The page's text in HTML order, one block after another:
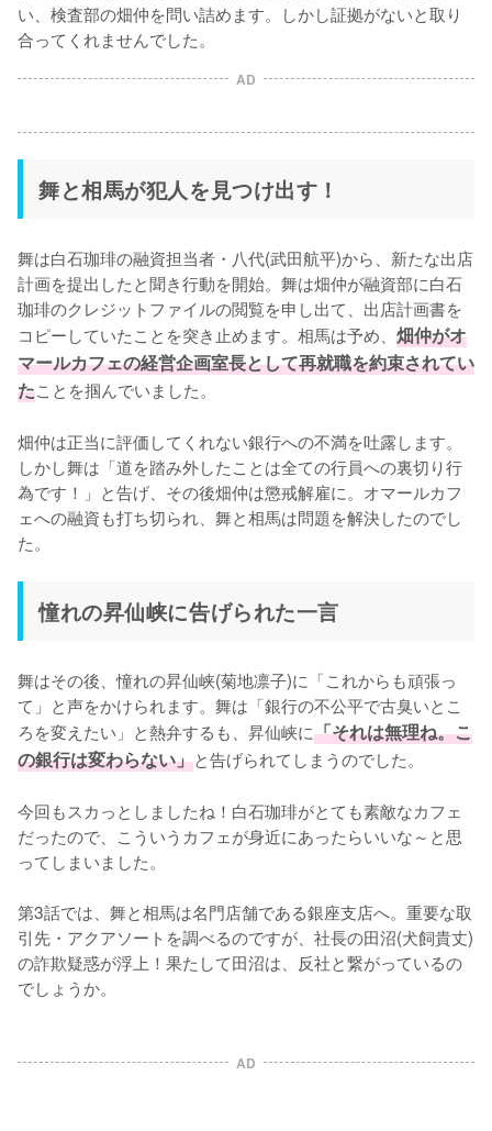
い、検査部の畑仲を問い詰めます。しかし証拠がないと取り
合ってくれませんでした。
AD
舞と相馬が犯人を見つけ出す！
舞は白石珈琲の融資担当者・八代(武田航平)から、新たな出店
計画を提出したと聞き行動を開始。舞は畑仲が融資部に白石
珈琲のクレジットファイルの閲覧を申し出て、出店計画書を
コピーしていたことを突き止めます。相馬は予め、 畑仲がオ
マールカフェの経営企画室長として再就職を約束されてい
たことを掴んでいました。
畑仲は正当に評価してくれない銀行への不満を吐露します。
しかし舞は「道を踏み外したことは全ての行員への裏切り行
為です！」と告げ、その後畑仲は懲戒解雇に。オマールカフ
ェへの融資も打ち切られ、舞と相馬は問題を解決したのでし
憧れの昇仙峡に告げられた一言
舞はその後、憧れの昇仙峡(菊地凛子)に「これからも頑張っ
て」と声をかけられます。舞は「銀行の不公平で古臭いとこ
ろを変えたい」と熱弁するも、昇仙峡に「それは無理ね。こ
の銀行は変わらない」と告げられてしまうのでした。
今回もスカっとしましたね！白石珈琲がとても素敵なカフェ
だったので、こういうカフェが身近にあったらいいな～と思
ってしまいました。
第3話では、舞と相馬は名門店舗である銀座支店へ。重要な取
引先・アクアソートを調べるのですが、社長の田沼(犬飼貴丈)
の詐欺疑惑が浮上！果たして田沼は、反社と繋がっているの
でしょうか。
AD